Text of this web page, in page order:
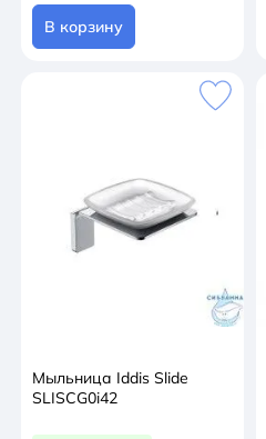
В корзину
Мыльница Iddis Slide
SLISCG0i42